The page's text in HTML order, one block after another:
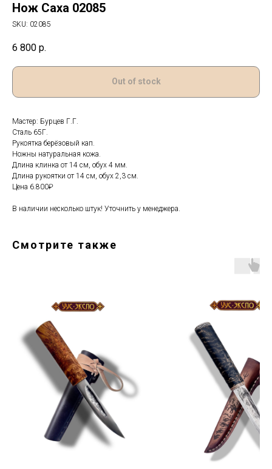
Нож Саха 02085
SKU: 02085
6 800 р.
Out of stock
Мастер: Бурцев Г.Г.
Сталь 65Г.
Рукоятка берёзовый кап.
Ножны натуральная кожа.
Длина клинка от 14 см, обух 4 мм.
Длина рукоятки от 14 см, обух 2,3 см.
Цена 6.800₽
В наличии несколько штук! Уточнить у менеджера.
Смотрите также